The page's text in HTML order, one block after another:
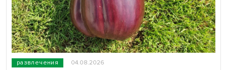
развлечения 04.08.2026